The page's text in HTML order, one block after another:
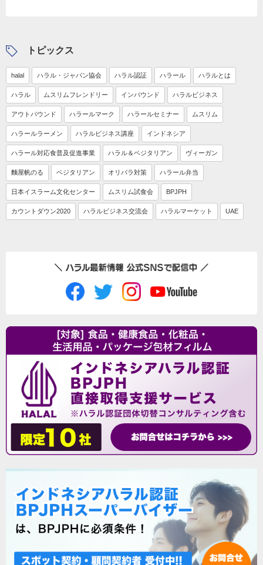
トピックス
halal ハラル・ジャパン協会 ハラル認証 ハラール ハラルとは
ハラル ムスリムフレンドリー インバウンド ハラルビジネス
アウトバウンド ハラールマーク ハラールセミナー ムスリム
ハラールラーメン ハラルビジネス講座 インドネシア
ハラール対応食普及促進事業 ハラル＆ベジタリアン ヴィーガン
麵屋帆のる ベジタリアン オリパラ対策 ハラール弁当
日本イスラーム文化センター ムスリム試食会 BPJPH
カウントダウン2020 ハラルビジネス交流会 ハラルマーケット UAE